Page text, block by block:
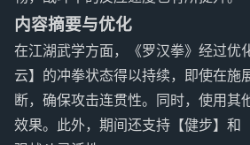
内容摘要与优化
在江湖武学方面，《罗汉拳》经过优
云】的冲拳状态得以持续，即使在施
断，确保攻击连贯性。同时，使用其
效果。此外，期间还支持【健步】和